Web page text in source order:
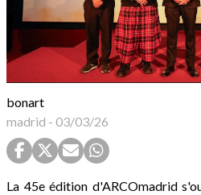
bonart
madrid - 03/03/26
La 45e édition d'ARCOmadrid